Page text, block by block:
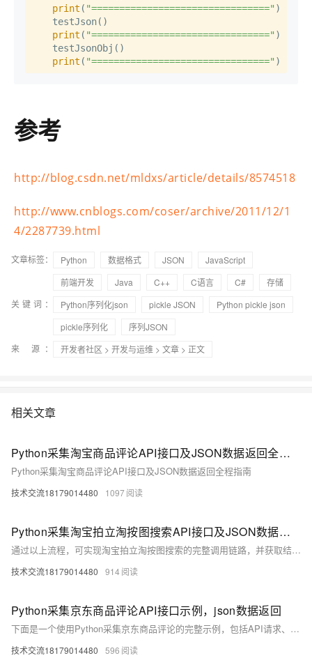
print ( "================================" )
print ( "================================" )
print ( "================================" )
参考
http://blog.csdn.net/mldxs/article/details/8574518
http://www.cnblogs.com/coser/archive/2011/12/1
4/2287739.html
文章标签： Python 数据格式 JSON
JavaScript
前端开发
Java C++ C语言 C#
存储
关键词：
Python序列化json pickle JSON
Python pickle json
pickle序列化
序列JSON
来 源：
开发者社区 > 开发与运维 > 文章 > 正文
相关文章
Python采集淘宝商品评论API接口及JSON数据返回全程指南
Python采集淘宝商品评论API接口及JSON数据返回全程指南
技术交流18179014480 1097
Python采集淘宝拍立淘按图搜索API接口及JSON数据返回全流程指南
通过以上流程，可实现淘宝拍立淘按图搜索的完整调用链路，并获取结构化的JSON商品数据，支撑电商比价、智能推荐等业务场景。
技术交流18179014480 914
Python采集京东商品评论API接口示例，json数据返回
下面是一个使用Python采集京东商品评论的完整示例，包括API请求、JSON数据解析
技术交流18179014480 596